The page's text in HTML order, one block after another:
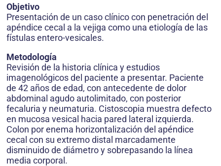
Objetivo
Presentación de un caso clínico con penetración del
apéndice cecal a la vejiga como una etiología de las
fístulas entero-vesicales.
Metodología
Revisión de la historia clínica y estudios
imagenológicos del paciente a presentar. Paciente
de 42 años de edad, con antecedente de dolor
abdominal agudo autolimitado, con posterior
fecaluria y neumaturia. Cistoscopia muestra defecto
en mucosa vesical hacia pared lateral izquierda.
Colon por enema horizontalización del apéndice
cecal con su extremo distal marcadamente
disminuido de diámetro y sobrepasando la línea
media corporal.